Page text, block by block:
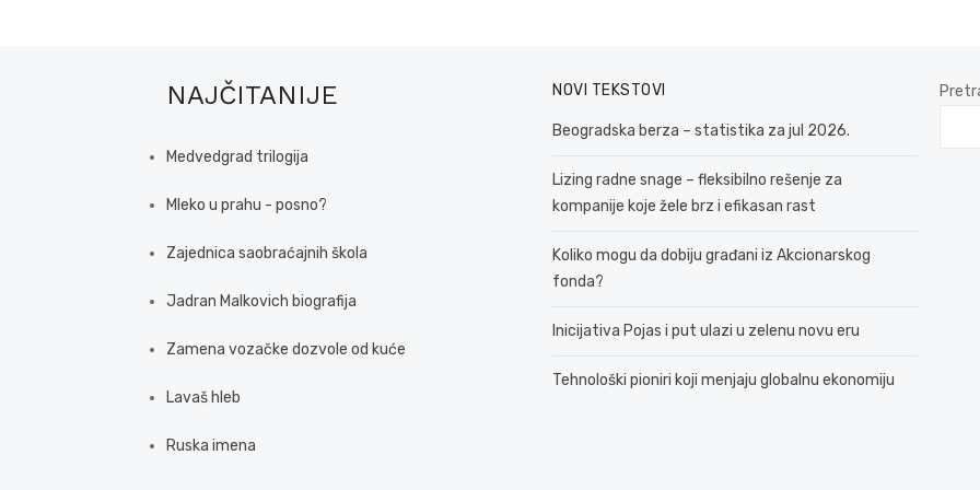
NAJČITANIJE
Medvedgrad trilogija
Mleko u prahu - posno?
Zajednica saobraćajnih škola
Jadran Malkovich biografija
Zamena vozačke dozvole od kuće
Lavaš hleb
Ruska imena
NOVI TEKSTOVI
Beogradska berza – statistika za jul 2026.
Lizing radne snage – fleksibilno rešenje za
kompanije koje žele brz i efikasan rast
Koliko mogu da dobiju građani iz Akcionarskog
fonda?
Inicijativa Pojas i put ulazi u zelenu novu eru
Tehnološki pioniri koji menjaju globalnu ekonomiju